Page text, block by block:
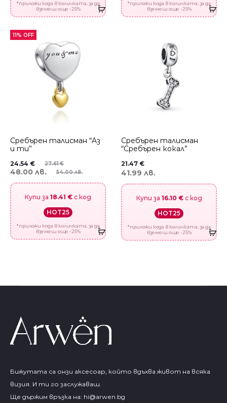
*приложи кода в количката, за да
вземеш още -25%
*приложи кода в количката, за да
вземеш още -25%
11% OFF
Сребърен талисман “Aз
и ти”
27.61€
24.54 €
54.00 лв.
48.00 лв.
Купи за 18.41 € с код
HOT25
*приложи кода в количката, за да
вземеш още -25%
Сребърен талисман
“Сребърен кокал”
21.47 €
41.99 лв.
Купи за 16.10 €с код
HOT25
*приложи кода в количката, за да
вземеш още -25%
Бижутата са онзи аксесоар, който вдъхва живот на всяка
визия. И ти го заслужаваш.
Ще държим връзка на: hi@arwen.bg